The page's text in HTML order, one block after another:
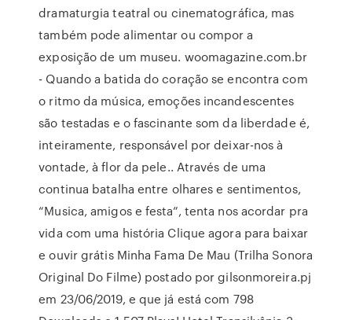
dramaturgia teatral ou cinematográfica, mas
também pode alimentar ou compor a
exposição de um museu. woomagazine.com.br
- Quando a batida do coração se encontra com
o ritmo da música, emoções incandescentes
são testadas e o fascinante som da liberdade é,
inteiramente, responsável por deixar-nos à
vontade, à flor da pele.. Através de uma
continua batalha entre olhares e sentimentos,
“Musica, amigos e festa”, tenta nos acordar pra
vida com uma história Clique agora para baixar
e ouvir grátis Minha Fama De Mau (Trilha Sonora
Original Do Filme) postado por gilsonmoreira.pj
em 23/06/2019, e que já está com 798